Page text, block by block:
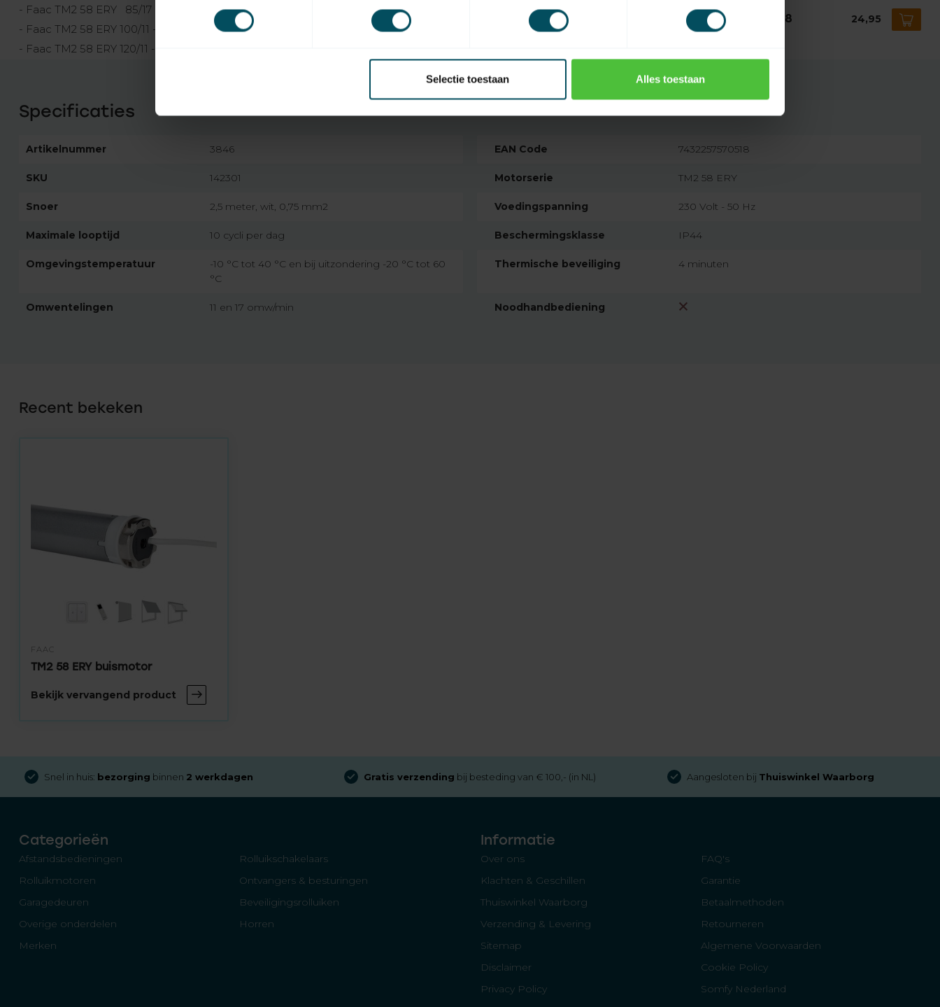
Selectie toestaan Alles toestaan
- Faac TM2 58 ERY 85/17 - 6 Nm - 17 omw/min - lengte 646 mm
- Faac TM2 58 ERY 100/11 - 10 Nm - 11 omw/min - lengte 646 mm
- Faac TM2 58 ERY 120/11 - 15 Nm - 11 omw/min - lengte 646 mm
Faac Adaptieset Ø 102 - TM2 58 24,95
Specificaties
Artikelnummer 3846 EAN Code 7432257570518
SKU 142301 Motorserie TM2 58 ERY
Snoer 2,5 meter, wit, 0,75 mm2 Voedingspanning 230 Volt - 50 Hz
Maximale looptijd 10 cycli per dag Beschermingsklasse IP44
Omgevingstemperatuur
-10 °C tot 40 °C en bij uitzondering -20 °C tot 60
°C
Thermische beveiliging 4 minuten
Omwentelingen 11 en 17 omw/min Noodhandbediening
Recent bekeken
FAAC
TM2 58 ERY buismotor
Bekijk vervangend product
Snel in huis: bezorging binnen 2 werkdagen Gratis verzending bij besteding van € 100,- (in NL) Aangesloten bij Thuiswinkel Waarborg
Categorieën
Afstandsbedieningen
Rolluikschakelaars
Rolluikmotoren
Ontvangers & besturingen
Garagedeuren
Beveiligingsrolluiken
Overige onderdelen
Horren
Merken
Informatie
Over ons
FAQ's
Klachten & Geschillen
Garantie
Thuiswinkel Waarborg
Betaalmethoden
Verzending & Levering
Retourneren
Sitemap
Algemene Voorwaarden
Disclaimer
Cookie Policy
Privacy Policy
Somfy Nederland